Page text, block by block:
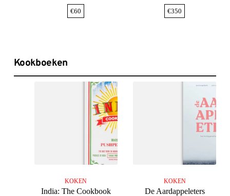
€60 €350
Kookboeken
KOKEN
India: The Cookbook
KOKEN
De Aardappeleters